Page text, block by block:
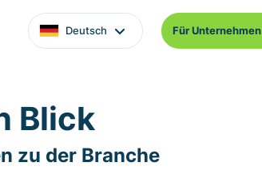
Deutsch Für Unternehmen
Blick
zu der Branche